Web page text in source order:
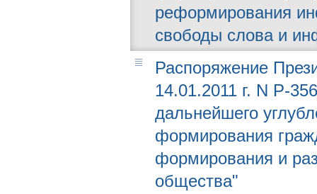
реформирования
свободы слова и
Распоряжение
14.01.2011 г. N Р-
дальнейшего
формирования
формирования и
общества"